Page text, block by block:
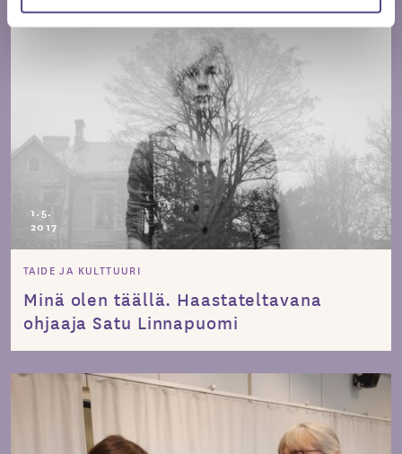
1.5.
2017
TAIDE JA KULTTUURI
Minä olen täällä. Haastateltavana
ohjaaja Satu Linnapuomi